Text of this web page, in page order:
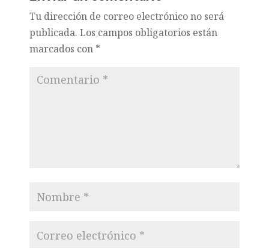
Tu dirección de correo electrónico no será
publicada. Los campos obligatorios están
marcados con *